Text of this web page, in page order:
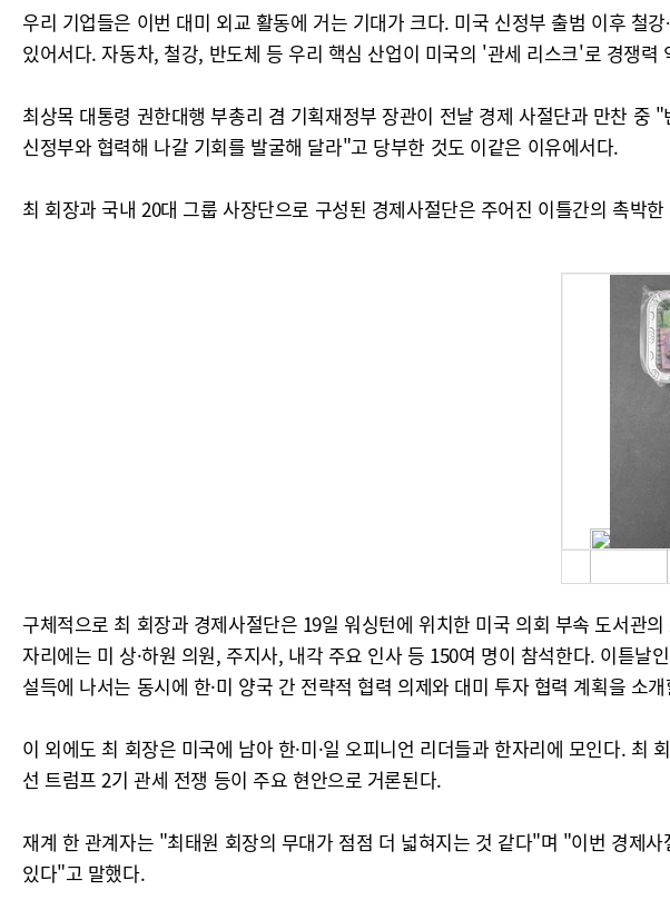
우리 기업들은 이번 대미 외교 활동에 거는 기대가 크다. 미국 신정부 출범 이후 철
있어서다. 자동차, 철강, 반도체 등 우리 핵심 산업이 미국의 '관세 리스크'로 경쟁
최상목 대통령 권한대행 부총리 겸 기획재정부 장관이 전날 경제 사절단과 만찬
신정부와 협력해 나갈 기회를 발굴해 달라"고 당부한 것도 이같은 이유에서다.
최 회장과 국내 20대 그룹 사장단으로 구성된 경제사절단은 주어진 이틀간의 촉박
구체적으로 최 회장과 경제사절단은 19일 워싱턴에 위치한 미국 의회 부속 도서
자리에는 미 상·하원 의원, 주지사, 내각 주요 인사 등 150여 명이 참석한다. 이튿
설득에 나서는 동시에 한·미 양국 간 전략적 협력 의제와 대미 투자 협력 계획을 소
이 외에도 최 회장은 미국에 남아 한·미·일 오피니언 리더들과 한자리에 모인다.
선 트럼프 2기 관세 전쟁 등이 주요 현안으로 거론된다.
재계 한 관계자는 "최태원 회장의 무대가 점점 더 넓혀지는 것 같다"며 "이번 경제
있다"고 말했다.